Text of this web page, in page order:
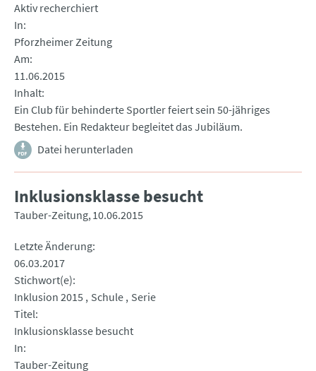
Aktiv recherchiert
In
Pforzheimer Zeitung
Am
11.06.2015
Inhalt
Ein Club für behinderte Sportler feiert sein 50-jähriges
Bestehen. Ein Redakteur begleitet das Jubiläum.
Datei herunterladen
Inklusionsklasse besucht
Tauber-Zeitung 10.06.2015
Letzte Änderung
06.03.2017
Stichwort(e)
Inklusion 2015
Schule Serie
Titel
Inklusionsklasse besucht
In
Tauber-Zeitung